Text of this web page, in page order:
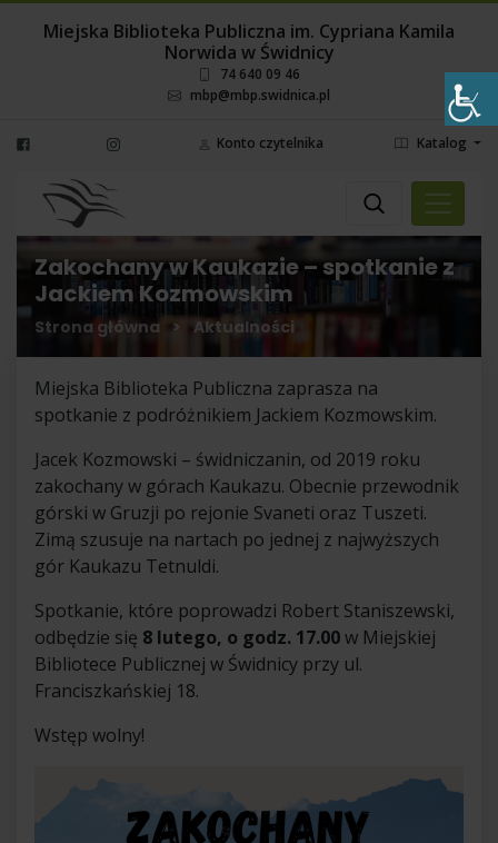
Miejska Biblioteka Publiczna im. Cypriana Kamila
Norwida w Świdnicy
74 640 09 46
mbp@mbp.swidnica.pl
Konto czytelnika Katalog
Wyszukaj
Wybierz miejsce
Zakochany w Kaukazie – spotkanie z
Jackiem Kozmowskim
Strona główna > Aktualności
Miejska Biblioteka Publiczna zaprasza na
spotkanie z podróżnikiem Jackiem Kozmowskim.
Jacek Kozmowski – świdniczanin, od 2019 roku
zakochany w górach Kaukazu. Obecnie przewodnik
górski w Gruzji po rejonie Svaneti oraz Tuszeti.
Zimą szusuje na nartach po jednej z najwyższych
gór Kaukazu Tetnuldi.
Spotkanie, które poprowadzi Robert Staniszewski,
odbędzie się 8 lutego, o godz. 17.00w Miejskiej
Bibliotece Publicznej w Świdnicy przy ul.
Franciszkańskiej 18.
Wstęp wolny!